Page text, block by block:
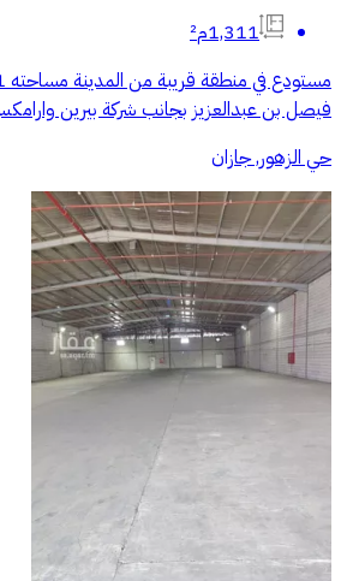
1,311م²
فيصل بن عبدالعزيز بجانب شركة بيرين
حي الزهور, جازان